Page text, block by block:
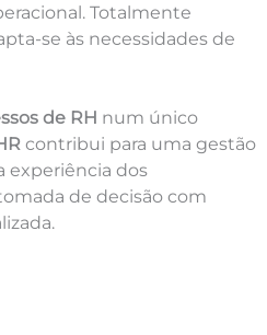
Totalmente
se às necessidades de
de RH num único
contribui para uma gestão
experiência dos
de decisão com